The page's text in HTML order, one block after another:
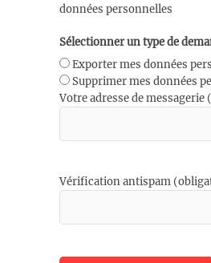
données personnelles
Sélectionner un type de
Exporter mes données
Supprimer mes données
Votre adresse de
Vérification antispam